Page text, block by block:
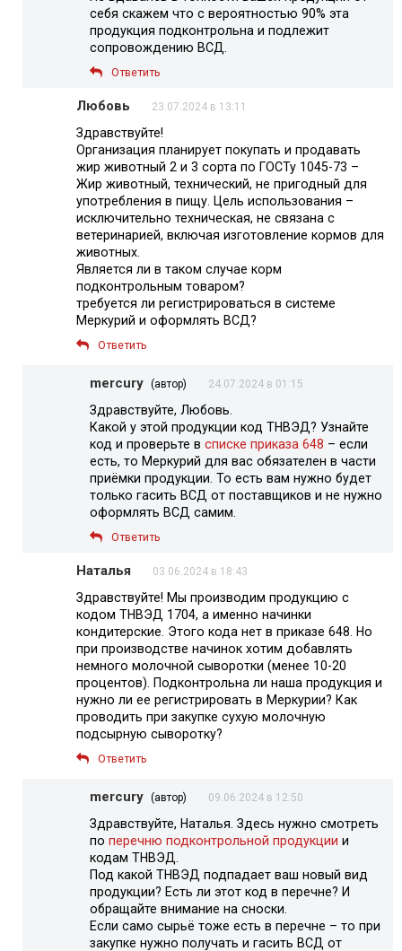
себя скажем что с вероятностью 90% эта
продукция подконтрольна и подлежит
сопровождению ВСД.
Ответить
Любовь 23.07.2024 в 13:11
Здравствуйте!
Организация планирует покупать и продавать
жир животный 2 и 3 сорта по ГОСТу 1045-73 –
Жир животный, технический, не пригодный для
употребления в пищу. Цель использования –
исключительно техническая, не связана с
ветеринарией, включая изготовление кормов для
животных.
Является ли в таком случае корм
подконтрольным товаром?
требуется ли регистрироваться в системе
Меркурий и оформлять ВСД?
Ответить
mercury (автор) 24.07.2024 в 01:15
Здравствуйте, Любовь.
Какой у этой продукции код ТНВЭД? Узнайте
код и проверьте в списке приказа 648 – если
есть, то Меркурий для вас обязателен в части
приёмки продукции. То есть вам нужно будет
только гасить ВСД от поставщиков и не нужно
оформлять ВСД самим.
Ответить
Наталья 03.06.2024 в 18:43
Здравствуйте! Мы производим продукцию с
кодом ТНВЭД 1704, а именно начинки
кондитерские. Этого кода нет в приказе 648. Но
при производстве начинок хотим добавлять
немного молочной сыворотки (менее 10-20
процентов). Подконтрольна ли наша продукция и
нужно ли ее регистрировать в Меркурии? Как
проводить при закупке сухую молочную
подсырную сыворотку?
Ответить
mercury (автор) 09.06.2024 в 12:50
Здравствуйте, Наталья. Здесь нужно смотреть
по перечню подконтрольной продукции и
кодам ТНВЭД.
Под какой ТНВЭД подпадает ваш новый вид
продукции? Есть ли этот код в перечне? И
обращайте внимание на сноски.
Если само сырьё тоже есть в перечне – то при
закупке нужно получать и гасить ВСД от